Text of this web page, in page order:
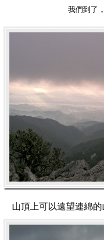
我們到了
山頂上可以遠望連綿